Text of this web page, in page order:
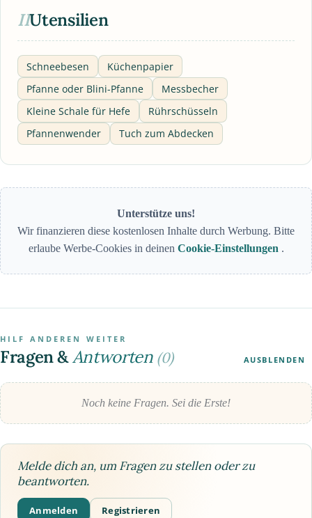
IIUtensilien
Schneebesen
Küchenpapier
Pfanne oder Blini-Pfanne
Messbecher
Kleine Schale für Hefe
Rührschüsseln
Pfannenwender
Tuch zum Abdecken
Unterstütze uns!
Wir finanzieren diese kostenlosen Inhalte durch Werbung. Bitte
erlaube Werbe-Cookies in deinen Cookie-Einstellungen .
HILF ANDEREN WEITER
Fragen &Antworten (0) AUSBLENDEN
Noch keine Fragen. Sei die Erste!
Melde dich an, um Fragen zu stellen oder zu
beantworten.
Anmelden Registrieren